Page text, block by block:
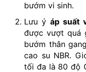
bướm vi sinh.
Lưu ýáp suất
được vượt quá
bướm thân
cao su NBR.
tối đa là 80 độ